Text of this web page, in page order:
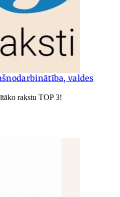
valdes
rakstu TOP 3!